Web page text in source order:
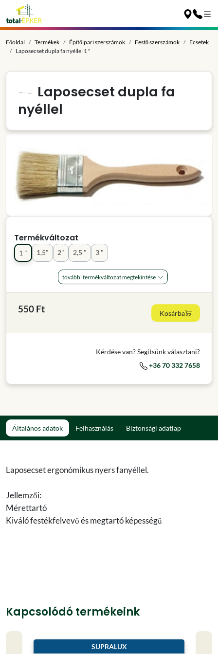
Főoldal Termékek Építőipari szerszámok Festő szerszámok
Ecsetek
Laposecset dupla fa nyéllel 1 "
Laposecset dupla fa
nyéllel
Termékváltozat
1 " 1,5" 2" 2,5 " 3 "
további termékváltozat megtekintése
550 Ft Kosárba
Kérdése van? Segítsünk választani?
+36 70 332 7658
Általános adatok Felhasználás Biztonsági adatlap
Laposecset ergonómikus nyers fanyéllel.
Jellemzői:
Mérettartó
Kiváló festékfelvevő és megtartó képességű
Kapcsolódó termékeink
SUPRALUX